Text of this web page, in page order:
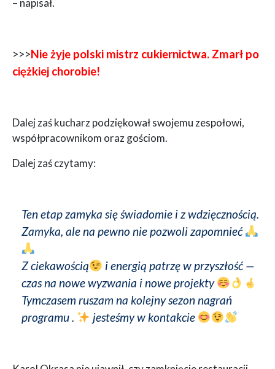
– napisał.
>>>Nie żyje polski mistrz cukiernictwa. Zmarł po
ciężkiej chorobie!
Dalej zaś kucharz podziękował swojemu zespołowi,
współpracownikom oraz gościom.
Dalej zaś czytamy:
Ten etap zamyka się świadomie i z wdzięcznością.
Zamyka, ale na pewno nie pozwoli zapomnieć
Z ciekawością
i energią patrzę w przyszłość —
czas na nowe wyzwania i nowe projekty
Tymczasem ruszam na kolejny sezon nagrań
programu .
jesteśmy w kontakcie